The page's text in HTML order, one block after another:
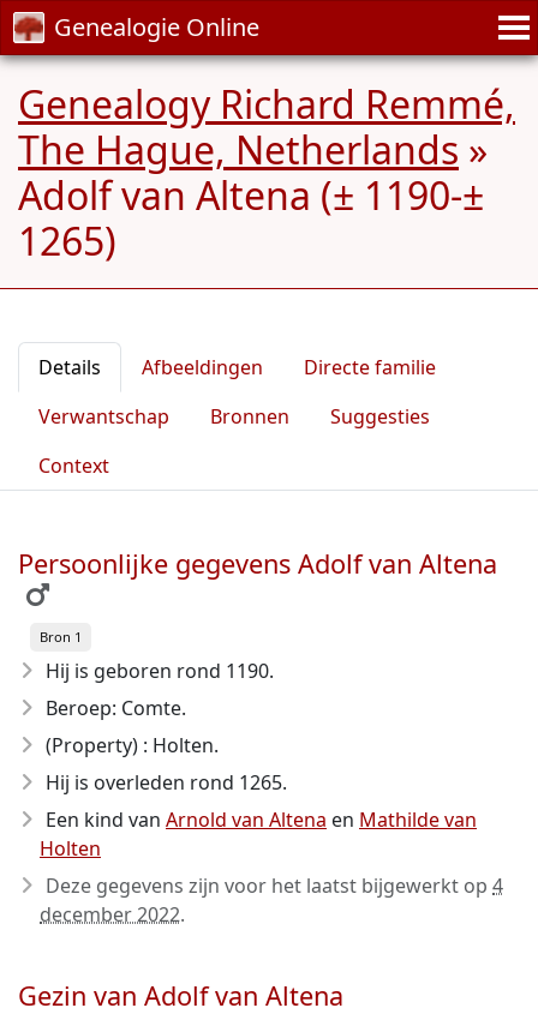
Genealogie Online
Genealogy Richard Remmé,
The Hague, Netherlands »
Adolf van Altena (± 1190-±
1265)
Details Afbeeldingen
Directe familie
Verwantschap
Bronnen
Suggesties
Context
Persoonlijke gegevens Adolf van Altena
Bron 1
Hij is geboren rond 1190.
Beroep: Comte.
(Property) : Holten.
Hij is overleden rond 1265.
Een kind van Arnold van Altena en Mathilde van
Holten
Deze gegevens zijn voor het laatst bijgewerkt op 4
december 2022.
Gezin van Adolf van Altena